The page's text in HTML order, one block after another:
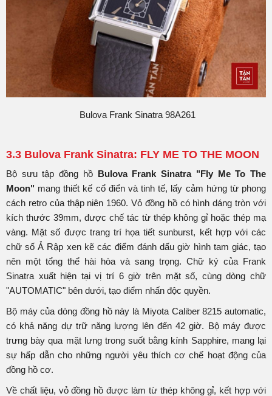
Bulova Frank Sinatra 98A261
3.3 Bulova Frank Sinatra: FLY ME TO THE MOON
Bộ sưu tập đồng hồ Bulova Frank Sinatra "Fly Me To The
Moon" mang thiết kế cổ điển và tinh tế, lấy cảm hứng từ phong
cách retro của thập niên 1960. Vỏ đồng hồ có hình dáng tròn với
kích thước 39mm, được chế tác từ thép không gỉ hoặc thép mạ
vàng. Mặt số được trang trí họa tiết sunburst, kết hợp với các
chữ số Ả Rập xen kẽ các điểm đánh dấu giờ hình tam giác, tạo
nên một tổng thể hài hòa và sang trọng. Chữ ký của Frank
Sinatra xuất hiện tại vị trí 6 giờ trên mặt số, cùng dòng chữ
"AUTOMATIC" bên dưới, tạo điểm nhấn độc quyền.
Bộ máy của dòng đồng hồ này là Miyota Caliber 8215 automatic,
có khả năng dự trữ năng lượng lên đến 42 giờ. Bộ máy được
trưng bày qua mặt lưng trong suốt bằng kính Sapphire, mang lại
sự hấp dẫn cho những người yêu thích cơ chế hoạt động của
đồng hồ cơ.
Về chất liệu, vỏ đồng hồ được làm từ thép không gỉ, kết hợp với